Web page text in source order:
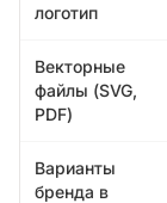
логотип
Векторные
файлы (SVG,
PDF)
Варианты
бренда в